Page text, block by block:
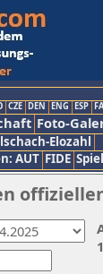
CZE DEN ENG ESP
Foto-
Elozahl
AUT FIDE